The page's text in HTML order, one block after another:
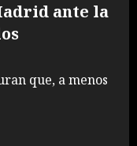
ante la
que, a menos